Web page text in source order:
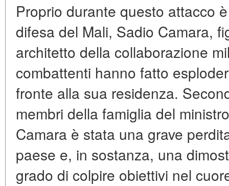
Proprio durante questo attacco
difesa del Mali, Sadio Camara,
architetto della collaborazione
combattenti hanno fatto
fronte alla sua residenza.
membri della famiglia del
Camara è stata una grave
paese e, in sostanza, una
grado di colpire obiettivi nel